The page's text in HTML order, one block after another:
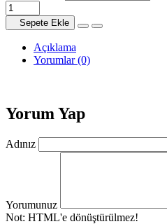
Sepete Ekle
Açıklama
Yorumlar (0)
Yorum Yap
Adınız
Yorumunuz
Not: HTML'e dönüştürülmez!